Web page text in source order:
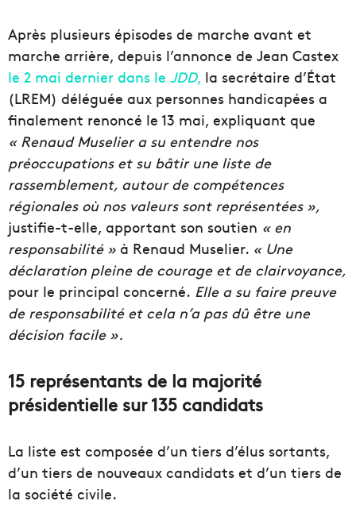
Après plusieurs épisodes de marche avant et
marche arrière, depuis l’annonce de Jean Castex
le 2 mai dernier dans le JDD, la secrétaire d’État
(LREM) déléguée aux personnes handicapées a
finalement renoncé le 13 mai, expliquant que
« Renaud Muselier a su entendre nos
préoccupations et su bâtir une liste de
rassemblement, autour de compétences
régionales où nos valeurs sont représentées »,
justifie-t-elle, apportant son soutien « en
responsabilité » à Renaud Muselier. « Une
déclaration pleine de courage et de clairvoyance,
pour le principal concerné. Elle a su faire preuve
de responsabilité et cela n’a pas dû être une
décision facile ».
15 représentants de la majorité
présidentielle sur 135 candidats
La liste est composée d’un tiers d’élus sortants,
d’un tiers de nouveaux candidats et d’un tiers de
la société civile.